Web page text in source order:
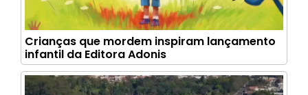
Crianças que mordem inspiram lançamento
infantil da Editora Adonis